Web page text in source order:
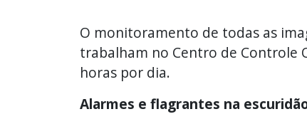
O monitoramento de todas as
trabalham no Centro de Controle
horas por dia.
Alarmes e flagrantes na